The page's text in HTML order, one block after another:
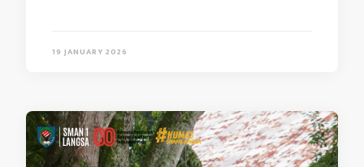
19 JANUARY 2026